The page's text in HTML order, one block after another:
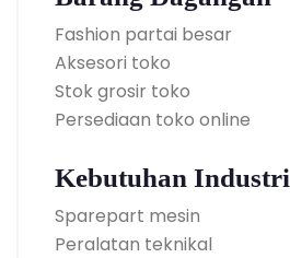
Fashion partai besar
Aksesori toko
Stok grosir toko
Persediaan toko online
Kebutuhan Industri
Sparepart mesin
Peralatan teknikal